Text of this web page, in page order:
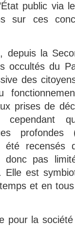
public via
sur ces
depuis la
occultés du
des
prises de
cependant
profondes
recensés
donc pas
Elle est
et en
pour la